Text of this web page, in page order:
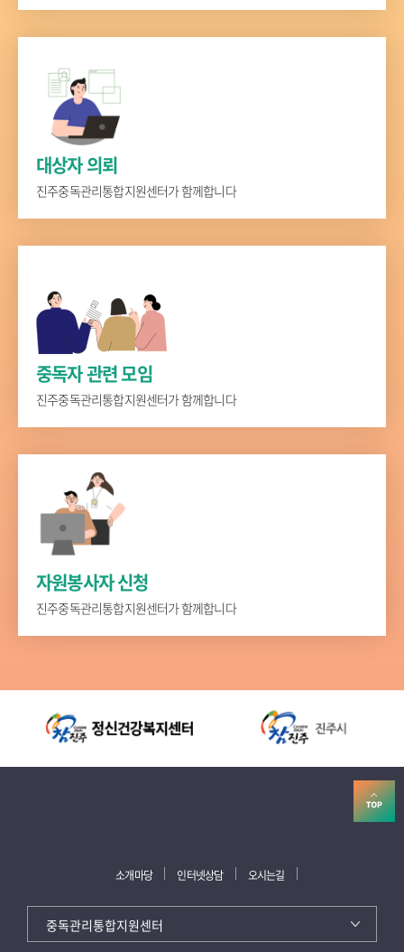
대상자 의뢰
진주중독관리통합지원센터가 함께합니다
중독자 관련 모임
진주중독관리통합지원센터가 함께합니다
자원봉사자 신청
진주중독관리통합지원센터가 함께합니다
소개마당 인터넷상담 오시는길